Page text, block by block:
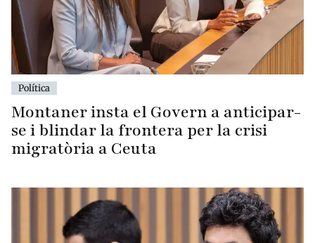
Política
Montaner insta el Govern a anticipar-
se i blindar la frontera per la crisi
migratòria a Ceuta